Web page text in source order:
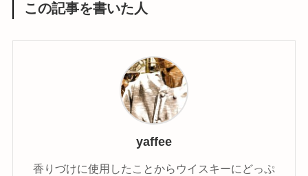
この記事を書いた人
yaffee
香りづけに使用したことからウイスキーにどっぷ